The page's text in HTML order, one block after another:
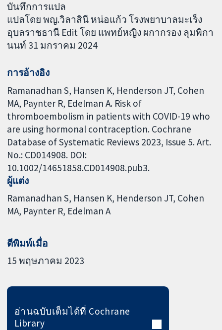
บันทึกการแปล
แปลโดย พญ.วิลาสินี หน่อแก้ว โรงพยาบาลมะเร็ง
อุบลราชธานี Edit โดย แพทย์หญิง ผกากรอง ลุมพิกา
นนท์ 31 มกราคม 2024
การอ้างอิง
Ramanadhan S, Hansen K, Henderson JT, Cohen
MA, Paynter R, Edelman A. Risk of
thromboembolism in patients with COVID-19 who
are using hormonal contraception. Cochrane
Database of Systematic Reviews 2023, Issue 5. Art.
No.: CD014908. DOI:
10.1002/14651858.CD014908.pub3.
ผู้แต่ง
Ramanadhan S Hansen K Henderson JT Cohen
MA Paynter R Edelman A
ตีพิมพ์เมื่อ
15 พฤษภาคม 2023
อ่านฉบับเต็มได้ที่ Cochrane
Library